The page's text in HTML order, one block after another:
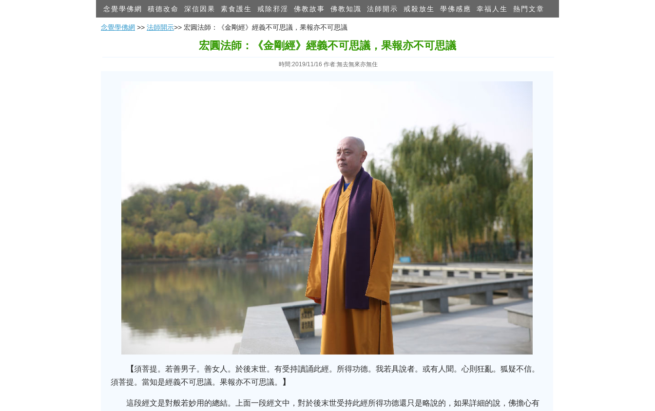
念覺學佛網 積德改命 深信因果 素食護生 戒除邪淫 佛教故事 佛教知識 法師開示 戒殺放生 學佛感應 幸福人生 熱門文章
念覺學佛網 >> 法師開示>> 宏圓法師：《金剛經》經義不可思議，果報亦不可思議
宏圓法師：《金剛經》經義不可思議，果報亦不可思議
時間:2019/11/16 作者:無去無來亦無住
【須菩提。若善男子。善女人。於後末世。有受持讀誦此經。所得功德。我若具說者。或有人聞。心則狂亂。狐疑不信。
須菩提。當知是經義不可思議。果報亦不可思議。
】
這段經文是對般若妙用的總結。上面一段經文中，對於後末世受持此經所得功德還只是略說的，如果詳細的說，佛擔心有